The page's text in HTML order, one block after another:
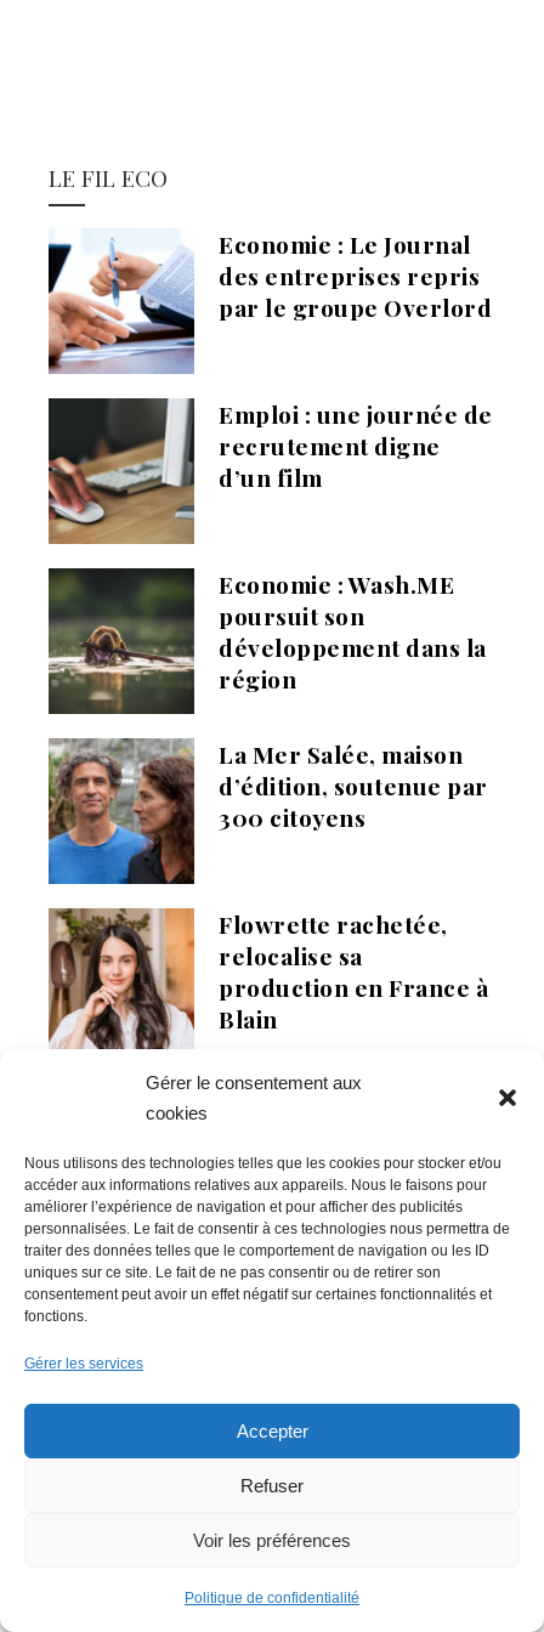
Gérer le consentement aux
cookies
Nous utilisons des technologies telles que les cookies pour stocker et/ou
accéder aux informations relatives aux appareils. Nous le faisons pour
améliorer l’expérience de navigation et pour afficher des publicités
personnalisées. Le fait de consentir à ces technologies nous permettra de
traiter des données telles que le comportement de navigation ou les ID
uniques sur ce site. Le fait de ne pas consentir ou de retirer son
consentement peut avoir un effet négatif sur certaines fonctionnalités et
fonctions.
Gérer les services
Accepter
Refuser
Voir les préférences
Politique de confidentialité
LE FIL ECO
Economie : Le Journal
des entreprises repris
par le groupe Overlord
Emploi : une journée de
recrutement digne
d’un film
Economie : Wash.ME
poursuit son
développement dans la
région
La Mer Salée, maison
d’édition, soutenue par
300 citoyens
Flowrette rachetée,
relocalise sa
production en France à
Blain